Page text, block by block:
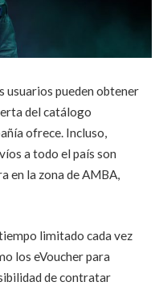
usuarios pueden obtener
del catálogo
ofrece. Incluso,
a todo el país son
en la zona de AMBA,
limitado cada vez
los eVoucher para
de contratar